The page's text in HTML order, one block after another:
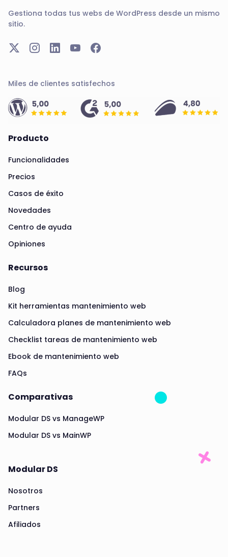
Gestiona todas tus webs de WordPress desde un mismo
sitio.
Miles de clientes satisfechos
Producto
Funcionalidades
Precios
Casos de éxito
Novedades
Centro de ayuda
Opiniones
Recursos
Blog
Kit herramientas mantenimiento web
Calculadora planes de mantenimiento web
Checklist tareas de mantenimiento web
Ebook de mantenimiento web
FAQs
Comparativas
Modular DS vs ManageWP
Modular DS vs MainWP
Modular DS
Nosotros
Partners
Afiliados